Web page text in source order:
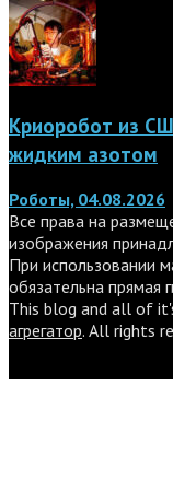
Криоробот из
жидким азотом
Роботы, 04.08.2026
Все права на
изображения
При использовании
обязательна прямая
This blog and all of
агрегатор. All rights